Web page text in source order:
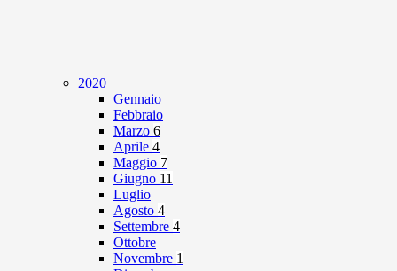
2020
Gennaio
Febbraio
Marzo 6
Aprile 4
Maggio 7
Giugno 11
Luglio
Agosto 4
Settembre 4
Ottobre
Novembre 1